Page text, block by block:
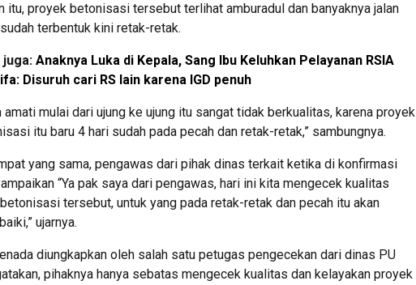
itu, proyek betonisasi tersebut terlihat amburadul dan banyaknya jalan
terbentuk kini retak-retak.
juga: Anaknya Luka di Kepala, Sang Ibu Keluhkan Pelayanan RSIA
Disuruh cari RS lain karena IGD penuh
amati mulai dari ujung ke ujung itu sangat tidak berkualitas, karena proyek
itu baru 4 hari sudah pada pecah dan retak-retak,” sambungnya.
yang sama, pengawas dari pihak dinas terkait ketika di konfirmasi
“Ya pak saya dari pengawas, hari ini kita mengecek kualitas
tersebut, untuk yang pada retak-retak dan pecah itu akan
ujarnya.
diungkapkan oleh salah satu petugas pengecekan dari dinas PU
pihaknya hanya sebatas mengecek kualitas dan kelayakan proyek